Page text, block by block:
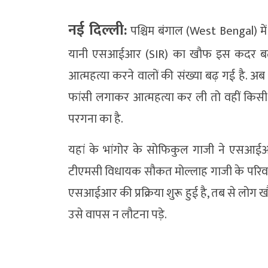
नई दिल्ली:पश्चिम बंगाल (West Bengal)
यानी एसआईआर (SIR) का खौफ इस कदर
आत्महत्या करने वालों की संख्या बढ़ गई है.
फांसी लगाकर आत्महत्या कर ली तो वहीं
परगना का है.
यहां के भांगोर के सोफिकुल गाजी ने
टीएमसी विधायक सौकत मोल्लाह गाजी के
एसआईआर की प्रक्रिया शुरू हुई है, तब से लोग
उसे वापस न लौटना पड़े.